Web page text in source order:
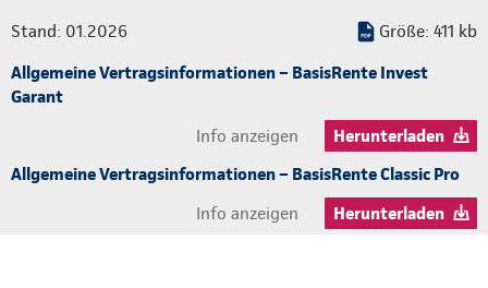
Stand: 01.2026
Größe: 411 kb
Allgemeine Vertragsinformationen – BasisRente Invest
Garant
Info anzeigen
Herunterladen
Allgemeine Vertragsinformationen – BasisRente Classic Pro
Info anzeigen
Herunterladen